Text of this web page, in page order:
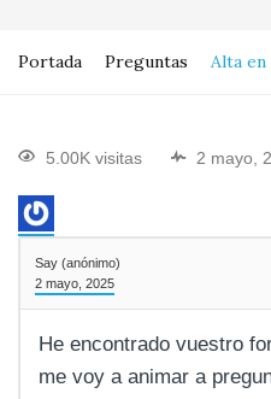
Portada Preguntas Alta en
5.00K visitas 2 mayo,
Say (anónimo)
2 mayo, 2025
He encontrado vuestro
me voy a animar a